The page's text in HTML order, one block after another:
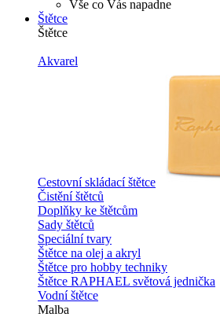
Vše co Vás napadne
Štětce
Štětce
Akvarel
Cestovní skládací štětce
Čistění štětců
Doplňky ke štětcům
Sady štětců
Speciální tvary
Štětce na olej a akryl
Štětce pro hobby techniky
Štětce RAPHAEL světová jednička
Vodní štětce
Malba